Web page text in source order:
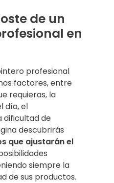
de un
en
profesional
factores, entre
requieras, la
día, el
dificultad de
descubrirás
que ajustarán el
siempre la
de sus productos.